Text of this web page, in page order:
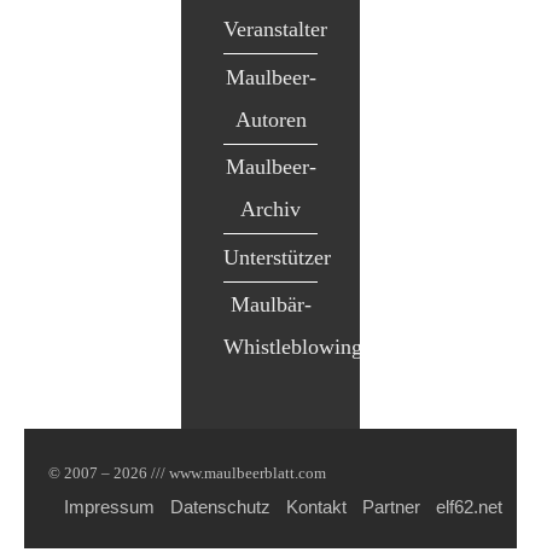
Veranstalter
Maulbeer-
Autoren
Maulbeer-
Archiv
Unterstützer
Maulbär-
Whistleblowing
© 2007 – 2026 /// www.maulbeerblatt.com
Impressum Datenschutz Kontakt Partner elf62.net